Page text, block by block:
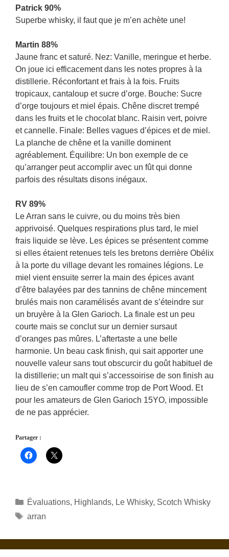
Patrick 90%
Superbe whisky, il faut que je m’en achète une!
Martin 88%
Jaune franc et saturé. Nez: Vanille, meringue et herbe.
On joue ici efficacement dans les notes propres à la
distillerie. Réconfortant et frais à la fois. Fruits
tropicaux, cantaloup et sucre d’orge. Bouche: Sucre
d’orge toujours et miel épais. Chêne discret trempé
dans les fruits et le chocolat blanc. Raisin vert, poivre
et cannelle. Finale: Belles vagues d’épices et de miel.
La planche de chêne et la vanille dominent
agréablement. Équilibre: Un bon exemple de ce
qu’arranger peut accomplir avec un fût qui donne
parfois des résultats disons inégaux.
RV 89%
Le Arran sans le cuivre, ou du moins très bien
apprivoisé. Quelques respirations plus tard, le miel
frais liquide se lève. Les épices se présentent comme
si elles étaient retenues tels les bretons derrière Obélix
à la porte du village devant les romaines légions. Le
miel vient ensuite serrer la main des épices avant
d’être balayées par des tannins de chêne mincement
brulés mais non caramélisés avant de s’éteindre sur
un bruyère à la Glen Garioch. La finale est un peu
courte mais se conclut sur un dernier sursaut
d’oranges pas mûres. L’aftertaste a une belle
harmonie. Un beau cask finish, qui sait apporter une
nouvelle valeur sans tout obscurcir du goût habituel de
la distillerie; un malt qui s’accessoirise de son finish au
lieu de s’en camoufler comme trop de Port Wood. Et
pour les amateurs de Glen Garioch 15YO, impossible
de ne pas apprécier.
Partager :
Catégories
Évaluations, Highlands, Le Whisky, Scotch Whisky
Étiquettes
arran